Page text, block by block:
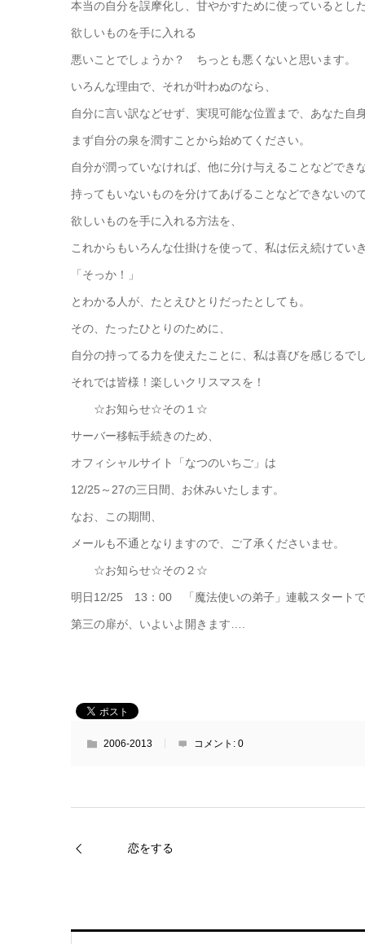
本当の自分を誤摩化し、甘やかすために使っているとし
欲しいものを手に入れる
悪いことでしょうか？ ちっとも悪くないと思います。
いろんな理由で、それが叶わぬのなら、
自分に言い訳などせず、実現可能な位置まで、あなた自
まず自分の泉を潤すことから始めてください。
自分が潤っていなければ、他に分け与えることなどできな
持ってもいないものを分けてあげることなどできないので
欲しいものを手に入れる方法を、
これからもいろんな仕掛けを使って、私は伝え続けていき
「そっか！」
とわかる人が、たとえひとりだったとしても。
その、たったひとりのために、
自分の持ってる力を使えたことに、私は喜びを感じるでし
それでは皆様！楽しいクリスマスを！
☆お知らせ☆その１☆
サーバー移転手続きのため、
オフィシャルサイト「なつのいちご」は
12/25～27の三日間、お休みいたします。
なお、この期間、
メールも不通となりますので、ご了承くださいませ。
☆お知らせ☆その２☆
明日12/25 13：00 「魔法使いの弟子」連載スタートで
第三の扉が、いよいよ開きます….
2006-2013 コメント: 0
恋をする